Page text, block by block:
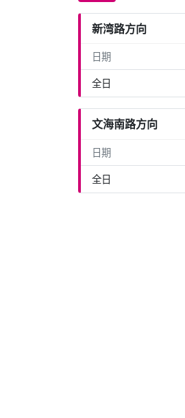
新湾路方向
日期
全日
文海南路方向
日期
全日